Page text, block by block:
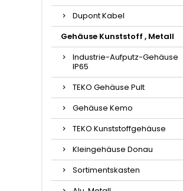
Dupont Kabel
Gehäuse Kunststoff , Metall
Industrie-Aufputz-Gehäuse
IP65
TEKO Gehäuse Pult
Gehäuse Kemo
TEKO Kunststoffgehäuse
Kleingehäuse Donau
Sortimentskasten